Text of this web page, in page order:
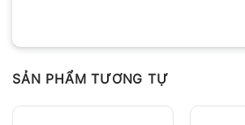
SẢN PHẨM TƯƠNG TỰ